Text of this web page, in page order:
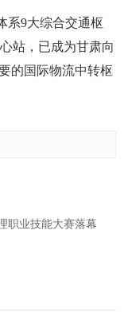
系9大综合交通枢
站，已成为甘肃向
的国际物流中转枢
职业技能大赛落幕